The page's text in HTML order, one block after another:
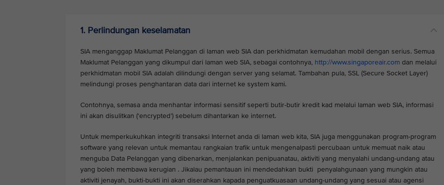
1. Perlindungan keselamatan
SIA menganggap Maklumat Pelanggan di laman web SIA dan perkhidmatan kemudahan mobil dengan serius. Semua
Maklumat Pelanggan yang dikumpul dari laman web SIA, sebagai contohnya, http://www.singaporeair.com dan melalui
perkhidmatan mobil SIA adalah dilindungi dengan server yang selamat. Tambahan pula, SSL (Secure Socket Layer)
melindungi proses penghantaran data dari internet ke system kami.
Contohnya, semasa anda menhantar informasi sensitif seperti butir-butir kredit kad melalui laman web SIA, informasi
ini akan disulitkan (‘encrypted’) sebelum dihantarkan ke internet.
Untuk memperkukuhkan integriti transaksi Internet anda di laman web kita, SIA juga menggunakan program-program
software yang relevan untuk memantau rangkaian trafik untuk mengenalpasti percubaan untuk memuat naik atau
menguba Data Pelanggan yang dibenarkan, menjalankan penipuanatau, aktiviti yang menyalahi undang-undang atau
yang boleh membawa kerugian . Jikalau pemantauan ini mendedahkan bukti penyalahgunaan yang mungkin atau
aktiviti jenayah, bukti-bukti ini akan diserahkan kapada penguatkuasaan undang-undang yang sesuai atau agensi